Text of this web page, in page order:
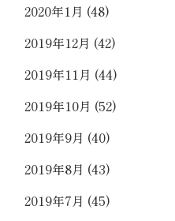
2020年1月 (48)
2019年12月 (42)
2019年11月 (44)
2019年10月 (52)
2019年9月 (40)
2019年8月 (43)
2019年7月 (45)